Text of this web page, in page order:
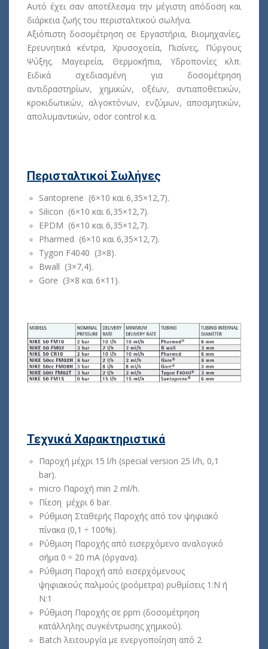
Αυτό έχει σαν αποτέλεσμα την μέγιστη απόδοση και
διάρκεια ζωής του περισταλτικού σωλήνα.
Aξιόπιστη δοσομέτρηση σε Εργαστήρια, Βιομηχανίες,
Ερευνητικά κέντρα, Χρυσοχοεία, Πισίνες, Πύργους
Ψύξης. Μαγειρεία, Θερμοκήπια, Υδροπονίες κλπ.
Ειδικά σχεδιασμένη για δοσομέτρηση
αντιδραστηρίων, χημικών, οξέων, αντιαποθετικών,
κροκιδωτικών, αλγοκτόνων, ενζύμων, αποσμητικών,
απολυμαντικών, odor control κ.α.
Περισταλτικοί Σωλήνες
Santoprene (6×10 και 6,35×12,7).
Silicon (6×10 και 6,35×12,7).
EPDM (6×10 και 6,35×12,7).
Pharmed (6×10 και 6,35×12,7).
Tygon F4040 (3×8).
Bwall (3×7,4).
Gore (3×8 και 6×11).
Τεχνικά Χαρακτηριστικά
Παροχή μέχρι 15 l/h (special version 25 l/h, 0,1
bar).
micro Παροχή min 2 ml/h.
Πίεση μέχρι 6 bar.
Ρύθμιση Σταθερής Παροχής από τον ψηφιακό
πίνακα (0,1 ÷ 100%).
Ρύθμιση Παροχής από εισερχόμενο αναλογικό
σήμα 0 ÷ 20 mA (όργανα).
Ρύθμιση Παροχή από εισερχόμενους
ψηφιακούς παλμούς (ροόμετρα) ρυθμίσεις 1:Ν ή
Ν:1
Ρύθμιση Παροχής σε ppm (δοσομέτρηση
κατάλληλης συγκέντρωσης χημικού).
Batch λειτουργία με ενεργοποίηση από 2